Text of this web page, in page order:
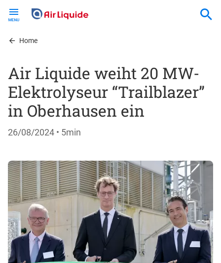
contentHome
Air Liquide weiht 20 MW-
Elektrolyseur “Trailblazer”
in Oberhausen ein
26/08/2024 • 5min